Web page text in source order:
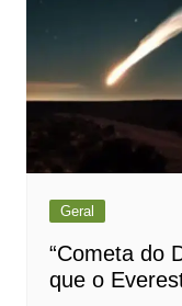
Geral
“Cometa do
que o